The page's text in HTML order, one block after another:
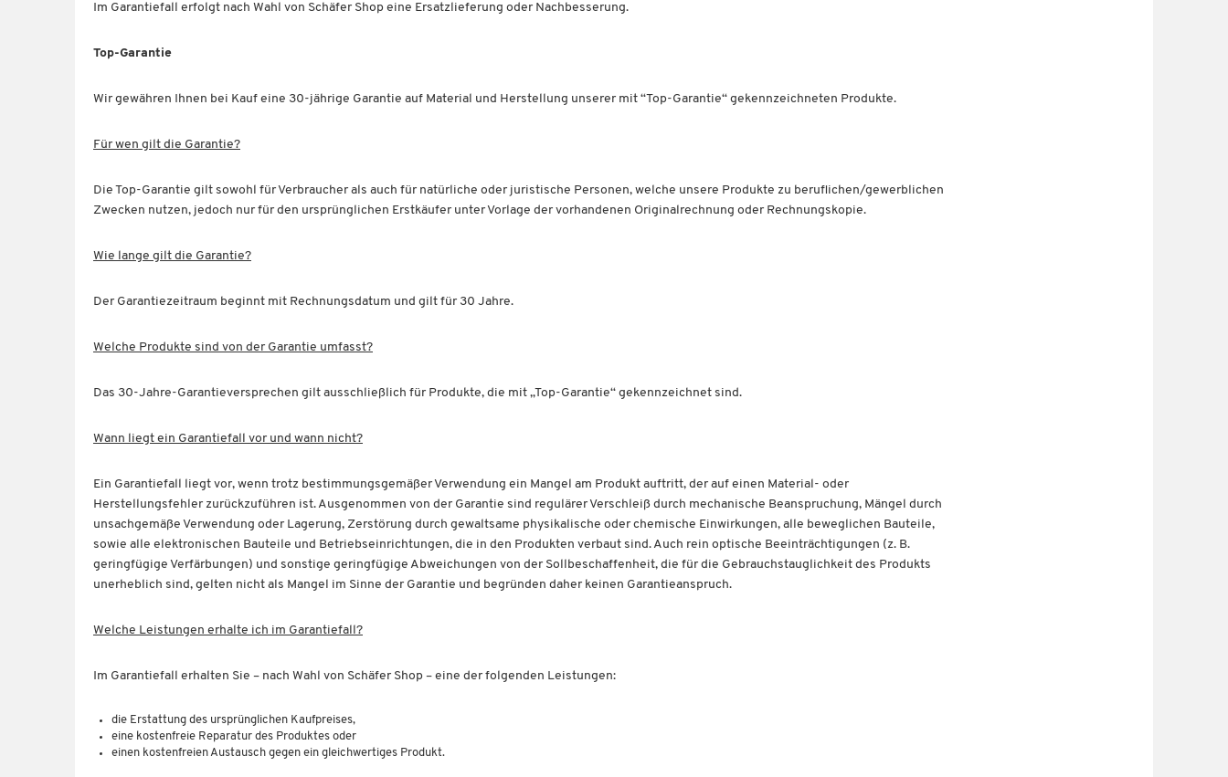
Im Garantiefall erfolgt nach Wahl von Schäfer Shop eine Ersatzlieferung oder Nachbesserung.
Top-Garantie
Wir gewähren Ihnen bei Kauf eine 30-jährige Garantie auf Material und Herstellung unserer mit “Top-Garantie“ gekennzeichneten Produkte.
Für wen gilt die Garantie?
Die Top-Garantie gilt sowohl für Verbraucher als auch für natürliche oder juristische Personen, welche unsere Produkte zu beruflichen/gewerblichen
Zwecken nutzen, jedoch nur für den ursprünglichen Erstkäufer unter Vorlage der vorhandenen Originalrechnung oder Rechnungskopie.
Wie lange gilt die Garantie?
Der Garantiezeitraum beginnt mit Rechnungsdatum und gilt für 30 Jahre.
Welche Produkte sind von der Garantie umfasst?
Das 30-Jahre-Garantieversprechen gilt ausschließlich für Produkte, die mit „Top-Garantie“ gekennzeichnet sind.
Wann liegt ein Garantiefall vor und wann nicht?
Ein Garantiefall liegt vor, wenn trotz bestimmungsgemäßer Verwendung ein Mangel am Produkt auftritt, der auf einen Material- oder
Herstellungsfehler zurückzuführen ist. Ausgenommen von der Garantie sind regulärer Verschleiß durch mechanische Beanspruchung, Mängel durch
unsachgemäße Verwendung oder Lagerung, Zerstörung durch gewaltsame physikalische oder chemische Einwirkungen, alle beweglichen Bauteile,
sowie alle elektronischen Bauteile und Betriebseinrichtungen, die in den Produkten verbaut sind. Auch rein optische Beeinträchtigungen (z. B.
geringfügige Verfärbungen) und sonstige geringfügige Abweichungen von der Sollbeschaffenheit, die für die Gebrauchstauglichkeit des Produkts
unerheblich sind, gelten nicht als Mangel im Sinne der Garantie und begründen daher keinen Garantieanspruch.
Welche Leistungen erhalte ich im Garantiefall?
Im Garantiefall erhalten Sie – nach Wahl von Schäfer Shop – eine der folgenden Leistungen:
die Erstattung des ursprünglichen Kaufpreises,
eine kostenfreie Reparatur des Produktes oder
einen kostenfreien Austausch gegen ein gleichwertiges Produkt.